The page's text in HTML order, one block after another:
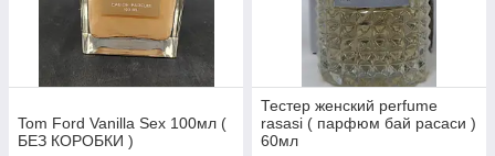
Tom Ford Vanilla Sex 100мл (
БЕЗ КОРОБКИ )
Тестер женский perfume
rasasi ( парфюм бай расаси )
60мл